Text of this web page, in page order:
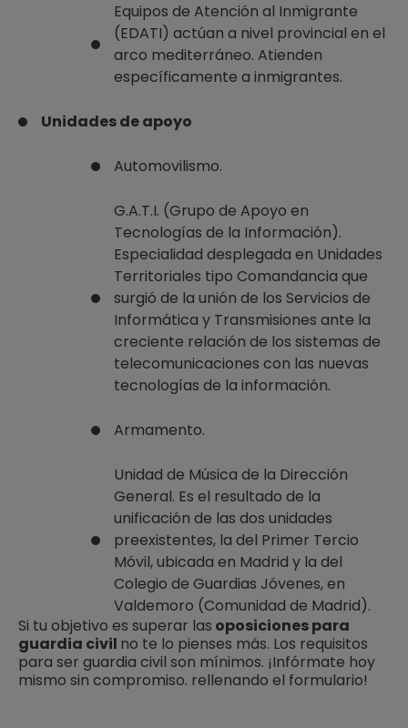
Equipos de Atención al Inmigrante
(EDATI) actúan a nivel provincial en el
arco mediterráneo. Atienden
específicamente a inmigrantes.
Unidades de apoyo
Automovilismo.
G.A.T.I. (Grupo de Apoyo en
Tecnologías de la Información).
Especialidad desplegada en Unidades
Territoriales tipo Comandancia que
surgió de la unión de los Servicios de
Informática y Transmisiones ante la
creciente relación de los sistemas de
telecomunicaciones con las nuevas
tecnologías de la información.
Armamento.
Unidad de Música de la Dirección
General. Es el resultado de la
unificación de las dos unidades
preexistentes, la del Primer Tercio
Móvil, ubicada en Madrid y la del
Colegio de Guardias Jóvenes, en
Valdemoro (Comunidad de Madrid).
Si tu objetivo es superar las oposiciones para
guardia civil no te lo pienses más. Los requisitos
para ser guardia civil son mínimos. ¡Infórmate hoy
mismo sin compromiso. rellenando el formulario!